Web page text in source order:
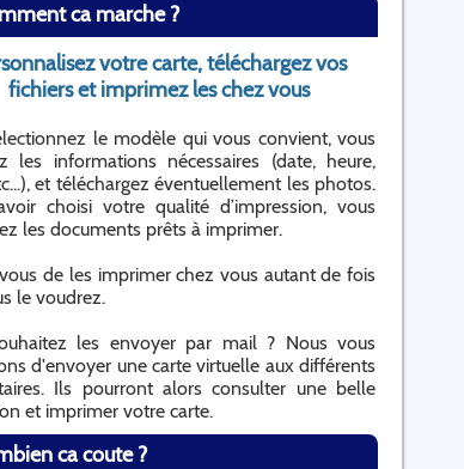
ca marche ?
votre carte, téléchargez vos
fichiers et imprimez les chez vous
le modèle qui vous convient, vous
les informations nécessaires (date, heure,
et téléchargez éventuellement les photos.
choisi votre qualité d’impression, vous
les documents prêts à imprimer.
de les imprimer chez vous autant de fois
le voudrez.
les envoyer par mail ? Nous vous
d'envoyer une carte virtuelle aux différents
Ils pourront alors consulter une belle
et imprimer votre carte.
ca coute ?